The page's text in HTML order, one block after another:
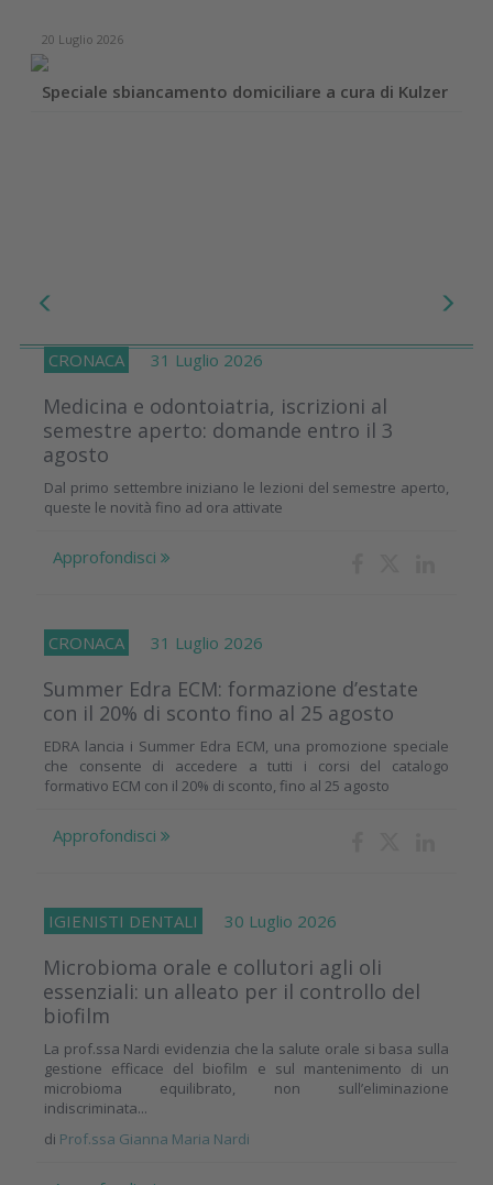
20 Luglio 2026
Speciale sbiancamento domiciliare a cura di Kulzer
CRONACA 31 Luglio 2026
Medicina e odontoiatria, iscrizioni al
semestre aperto: domande entro il 3
agosto
Dal primo settembre iniziano le lezioni del semestre aperto,
queste le novità fino ad ora attivate
Approfondisci
CRONACA 31 Luglio 2026
Summer Edra ECM: formazione d’estate
con il 20% di sconto fino al 25 agosto
EDRA lancia i Summer Edra ECM, una promozione speciale
che consente di accedere a tutti i corsi del catalogo
formativo ECM con il 20% di sconto, fino al 25 agosto
Approfondisci
IGIENISTI DENTALI 30 Luglio 2026
Microbioma orale e collutori agli oli
essenziali: un alleato per il controllo del
biofilm
La prof.ssa Nardi evidenzia che la salute orale si basa sulla
gestione efficace del biofilm e sul mantenimento di un
microbioma equilibrato, non sull’eliminazione
indiscriminata...
di Prof.ssa Gianna Maria Nardi